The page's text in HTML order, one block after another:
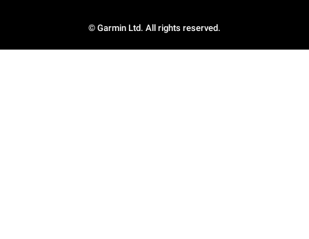
© Garmin Ltd. All rights reserved.